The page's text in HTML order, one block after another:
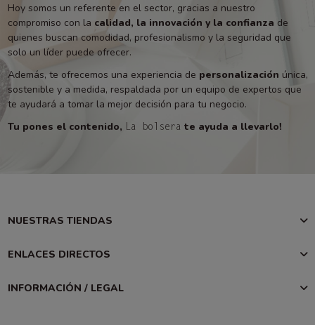
Hoy somos un referente en el sector, gracias a nuestro
compromiso con la calidad, la innovación y la confianza de
quienes buscan comodidad, profesionalismo y la seguridad que
solo un líder puede ofrecer.
Además, te ofrecemos una experiencia de personalización única,
sostenible y a medida, respaldada por un equipo de expertos que
te ayudará a tomar la mejor decisión para tu negocio.
Tu pones el contenido, La bolsera te ayuda a llevarlo!
NUESTRAS TIENDAS
ENLACES DIRECTOS
INFORMACIÓN / LEGAL